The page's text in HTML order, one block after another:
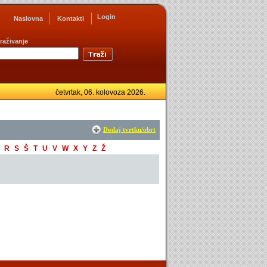
Naslovna Kontakti Login
četvrtak,06. kolovoza 2026.
Dodaj tvrtku/obrt
R S Š T U V W X Y Z Ž